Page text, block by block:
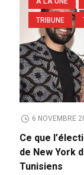
TRIBUNE
6 NOVEMBRE
Ce que
de New York
Tunisiens